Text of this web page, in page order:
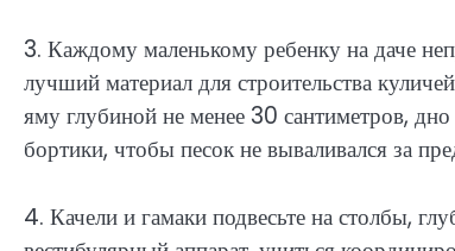
3. Каждому маленькому ребенку на даче
лучший материал для строительства
яму глубиной не менее 30 сантиметров,
бортики, чтобы песок не вываливался за
4. Качели и гамаки подвесьте на столбы,